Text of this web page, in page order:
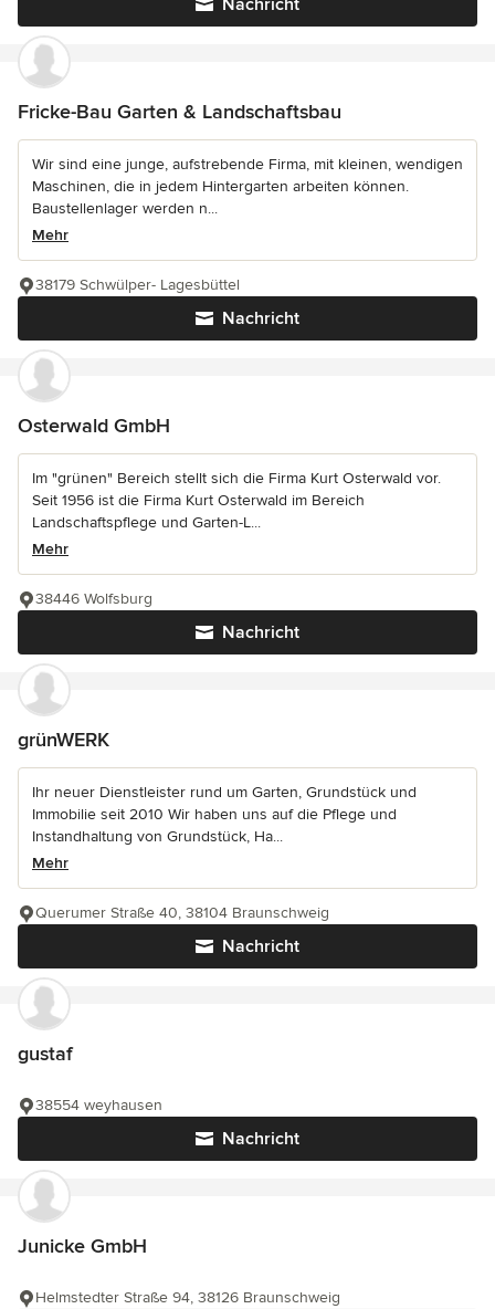
Nachricht
Fricke-Bau Garten & Landschaftsbau
Wir sind eine junge, aufstrebende Firma, mit kleinen, wendigen
Maschinen, die in jedem Hintergarten arbeiten können.
Baustellenlager werden n...
Mehr
Nachricht
38179 Schwülper- Lagesbüttel
Osterwald GmbH
Im "grünen" Bereich stellt sich die Firma Kurt Osterwald vor.
Seit 1956 ist die Firma Kurt Osterwald im Bereich
Landschaftspflege und Garten-L...
Mehr
Nachricht
38446 Wolfsburg
grünWERK
Ihr neuer Dienstleister rund um Garten, Grundstück und
Immobilie seit 2010 Wir haben uns auf die Pflege und
Instandhaltung von Grundstück, Ha...
Mehr
Nachricht
Querumer Straße 40, 38104 Braunschweig
gustaf
Nachricht
38554 weyhausen
Junicke GmbH
Helmstedter Straße 94, 38126 Braunschweig